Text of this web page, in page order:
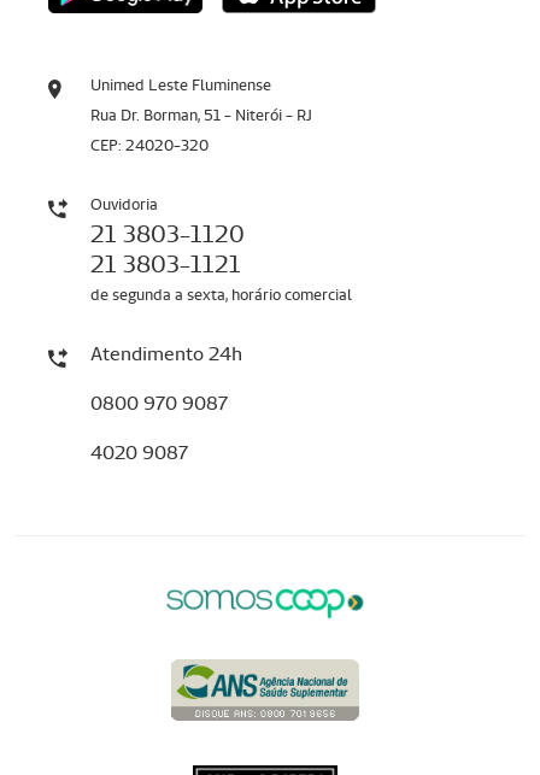
Unimed Leste Fluminense
Rua Dr. Borman, 51 - Niterói - RJ
CEP: 24020-320
Ouvidoria
21 3803-1120
21 3803-1121
de segunda a sexta, horário comercial
Atendimento 24h
0800 970 9087
4020 9087